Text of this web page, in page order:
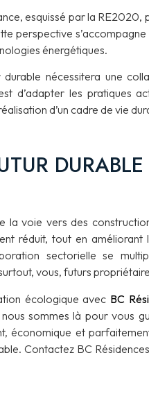
esquissé par la
perspective
énergétiques.
durable nécessitera une
d’adapter les pratiques
d’un cadre de vie
voie vers des
réduit, tout en
sectorielle se
vous, futurs
écologique avec BC
sommes là pour vous
économique et
Contactez BC